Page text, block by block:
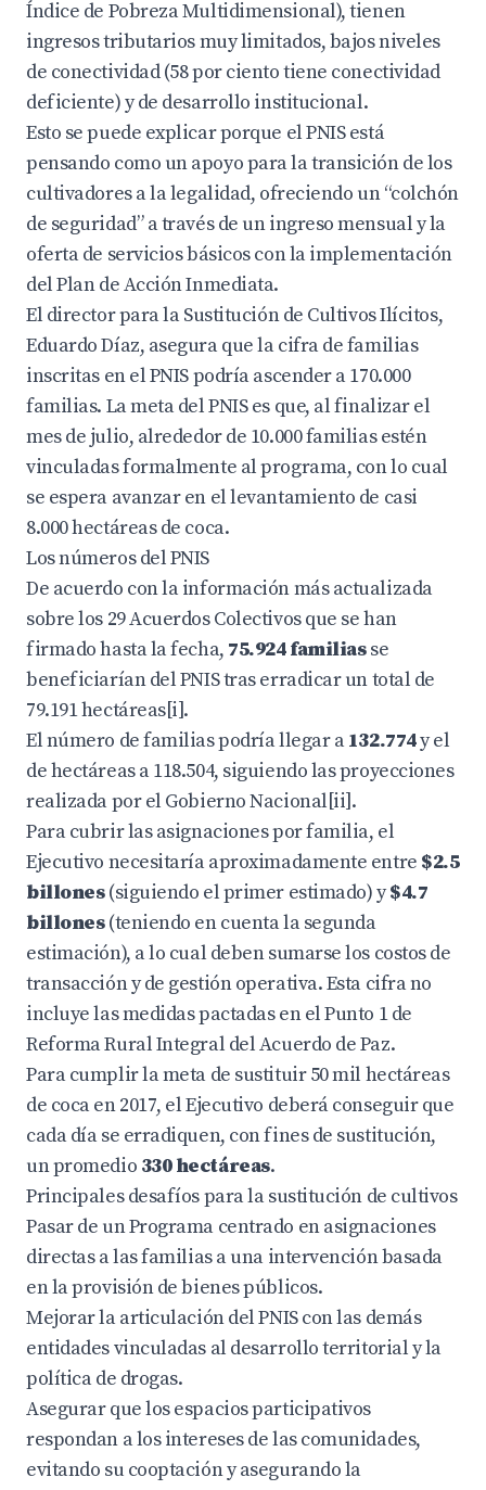
Índice de Pobreza Multidimensional), tienen
ingresos tributarios muy limitados, bajos niveles
de conectividad (58 por ciento tiene conectividad
deficiente) y de desarrollo institucional.
Esto se puede explicar porque el PNIS está
pensando como un apoyo para la transición de los
cultivadores a la legalidad, ofreciendo un “colchón
de seguridad” a través de un ingreso mensual y la
oferta de servicios básicos con la implementación
del Plan de Acción Inmediata.
El director para la Sustitución de Cultivos Ilícitos,
Eduardo Díaz, asegura que la cifra de familias
inscritas en el PNIS podría ascender a 170.000
familias. La meta del PNIS es que, al finalizar el
mes de julio, alrededor de 10.000 familias estén
vinculadas formalmente al programa, con lo cual
se espera avanzar en el levantamiento de casi
8.000 hectáreas de coca.
Los números del PNIS
De acuerdo con la información más actualizada
sobre los 29 Acuerdos Colectivos que se han
firmado hasta la fecha, 75.924 familiasse
beneficiarían del PNIS tras erradicar un total de
79.191 hectáreas[i].
El número de familias podría llegar a132.774y el
de hectáreas a 118.504, siguiendo las proyecciones
realizada por el Gobierno Nacional[ii].
Para cubrir las asignaciones por familia, el
Ejecutivo necesitaría aproximadamente entre $2.5
billones(siguiendo el primer estimado) y$4.7
billones(teniendo en cuenta la segunda
estimación), a lo cual deben sumarse los costos de
transacción y de gestión operativa. Esta cifra no
incluye las medidas pactadas en el Punto 1 de
Reforma Rural Integral del Acuerdo de Paz.
Para cumplir la meta de sustituir 50 mil hectáreas
de coca en 2017, el Ejecutivo deberá conseguir que
cada día se erradiquen, con fines de sustitución,
un promedio 330 hectáreas.
Principales desafíos para la sustitución de cultivos
Pasar de un Programa centrado en asignaciones
directas a las familias a una intervención basada
en la provisión de bienes públicos.
Mejorar la articulación del PNIS con las demás
entidades vinculadas al desarrollo territorial y la
política de drogas.
Asegurar que los espacios participativos
respondan a los intereses de las comunidades,
evitando su cooptación y asegurando la